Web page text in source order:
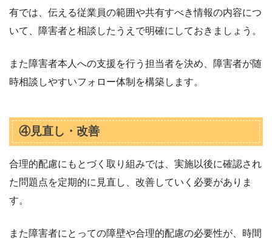
有では、伝える従業員の範囲や共有すべき情報の内容につ
いて、障害者と相談したうえで明確にしておきましょう。
また障害者本人への支援を行う担当者を決め、障害者が随
時相談しやすいフォロー体制を構築します。
④見直し・改善
合理的配慮にもとづく取り組みでは、実施以後に確認され
た問題点を定期的に見直し、改善していく必要がありま
す。
また障害者にとっての障壁や合理的配慮の必要性が、時間